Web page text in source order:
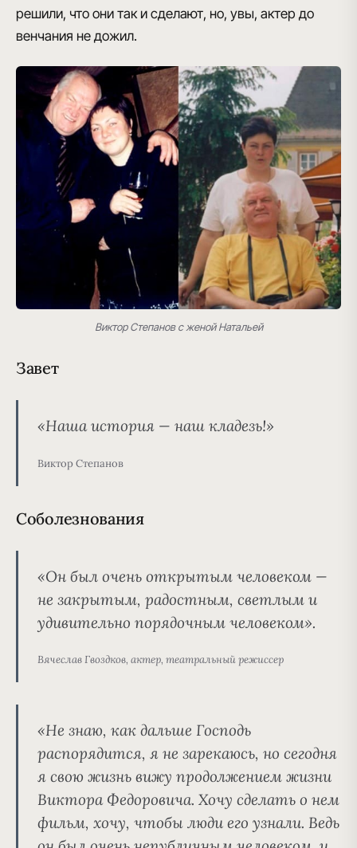
решили, что они так и сделают, но, увы, актер до
венчания не дожил.
Виктор Степанов с женой Натальей
Завет
«Наша история — наш кладезь!»
Виктор Степанов
Соболезнования
«Он был очень открытым человеком —
не закрытым, радостным, светлым и
удивительно порядочным человеком».
Вячеслав Гвоздков, актер, театральный режиссер
«Не знаю, как дальше Господь
распорядится, я не зарекаюсь, но сегодня
я свою жизнь вижу продолжением жизни
Виктора Федоровича. Хочу сделать о нем
фильм, хочу, чтобы люди его узнали. Ведь